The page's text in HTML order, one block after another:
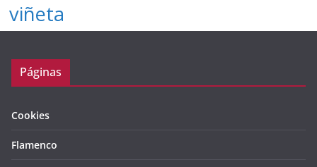
viñeta
Páginas
Cookies
Flamenco